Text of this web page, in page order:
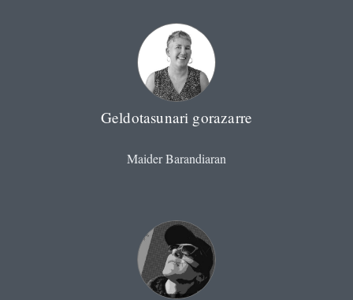
Geldotasunari gorazarre
Maider Barandiaran